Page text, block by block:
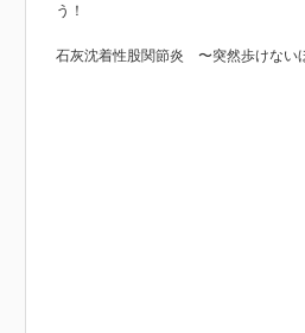
う！
石灰沈着性股関節炎 〜突然歩けない